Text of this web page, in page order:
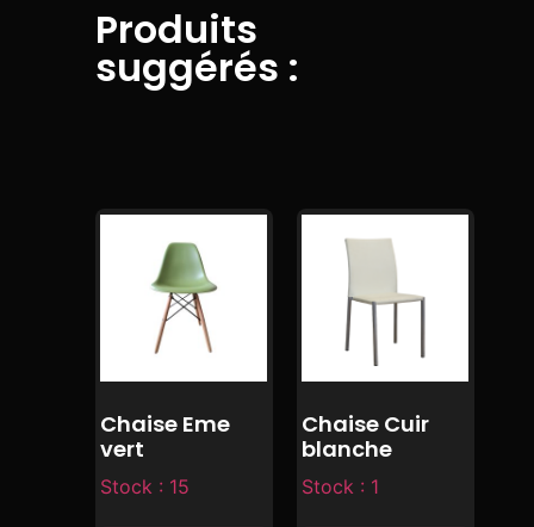
Produits
suggérés :
Chaise Eme
vert
Stock : 15
Chaise Cuir
blanche
Stock : 1